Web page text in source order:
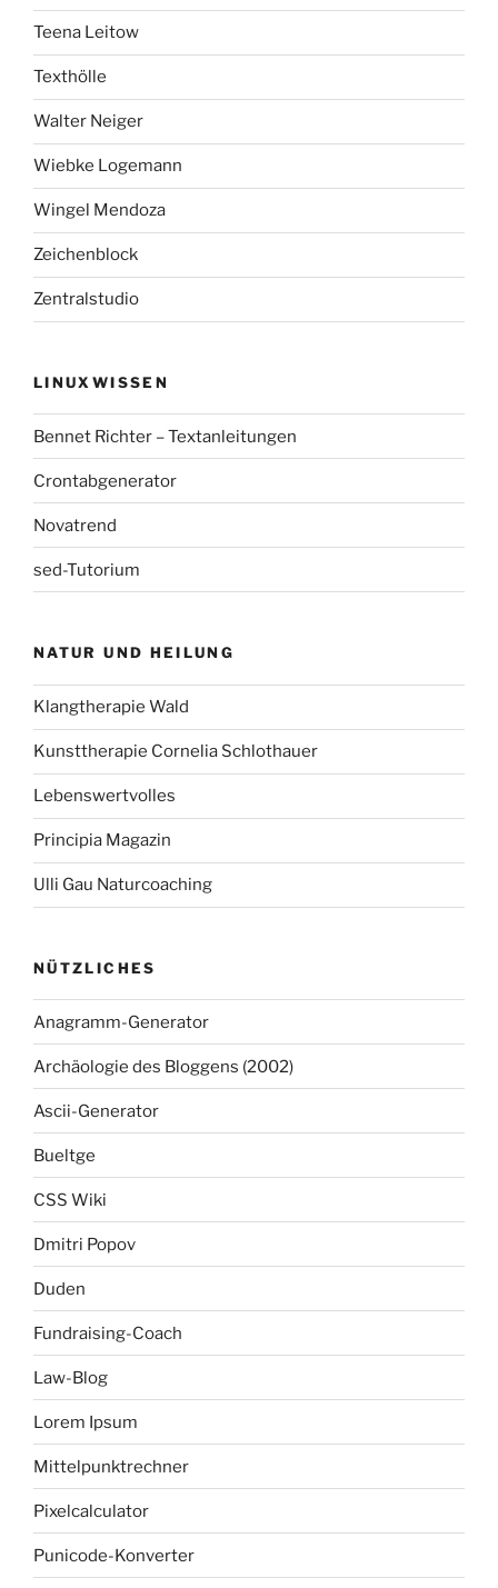
Teena Leitow
Texthölle
Walter Neiger
Wiebke Logemann
Wingel Mendoza
Zeichenblock
Zentralstudio
LINUXWISSEN
Bennet Richter – Textanleitungen
Crontabgenerator
Novatrend
sed-Tutorium
NATUR UND HEILUNG
Klangtherapie Wald
Kunsttherapie Cornelia Schlothauer
Lebenswertvolles
Principia Magazin
Ulli Gau Naturcoaching
NÜTZLICHES
Anagramm-Generator
Archäologie des Bloggens (2002)
Ascii-Generator
Bueltge
CSS Wiki
Dmitri Popov
Duden
Fundraising-Coach
Law-Blog
Lorem Ipsum
Mittelpunktrechner
Pixelcalculator
Punicode-Konverter